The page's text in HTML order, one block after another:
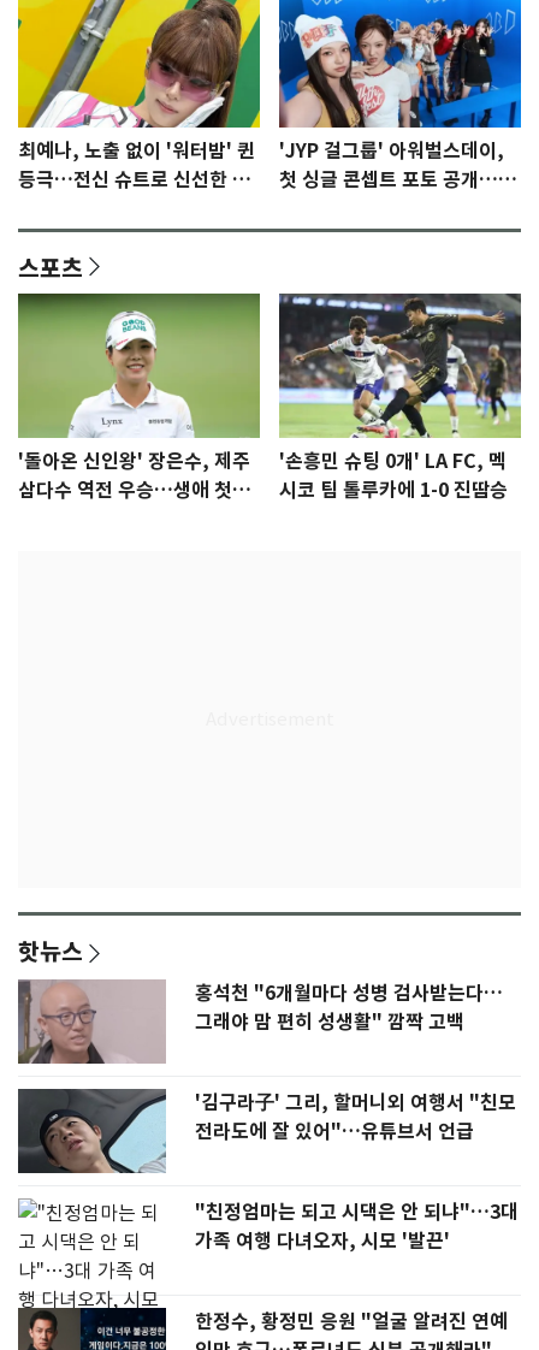
최예나, 노출 없이 '워터밤' 퀸
등극…전신 슈트로 신선한 충
'JYP 걸그룹' 아워벌스데이,
첫 싱글 콘셉트 포토 공개…청
스포츠
'돌아온 신인왕' 장은수, 제주
삼다수 역전 우승…생애 첫승
'손흥민 슈팅 0개' LA FC, 멕
시코 팀 톨루카에 1-0 진땀승
핫뉴스
홍석천 "6개월마다 성병 검사받는다…
그래야 맘 편히 성생활" 깜짝 고백
'김구라子' 그리, 할머니외 여행서 "친모
전라도에 잘 있어"…유튜브서 언급
"친정엄마는 되고 시댁은 안 되냐"…3대
가족 여행 다녀오자, 시모 '발끈'
한정수, 황정민 응원 "얼굴 알려진 연예